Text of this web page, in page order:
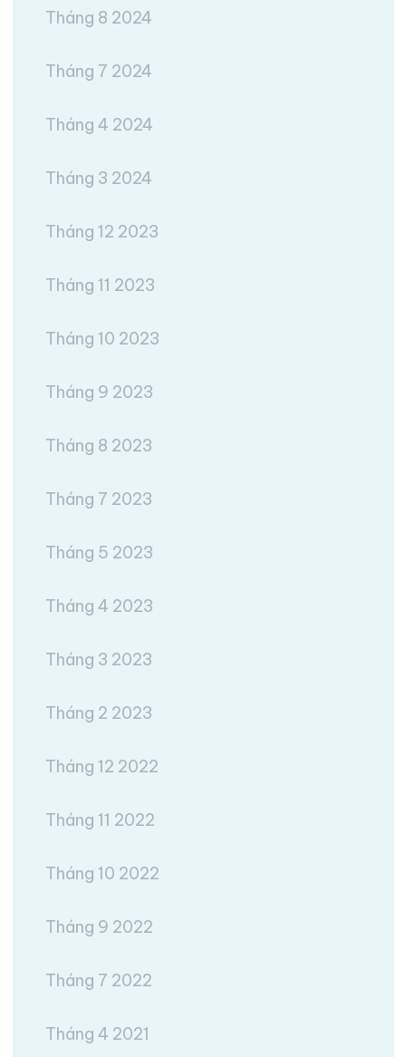
Tháng 8 2024
Tháng 7 2024
Tháng 4 2024
Tháng 3 2024
Tháng 12 2023
Tháng 11 2023
Tháng 10 2023
Tháng 9 2023
Tháng 8 2023
Tháng 7 2023
Tháng 5 2023
Tháng 4 2023
Tháng 3 2023
Tháng 2 2023
Tháng 12 2022
Tháng 11 2022
Tháng 10 2022
Tháng 9 2022
Tháng 7 2022
Tháng 4 2021